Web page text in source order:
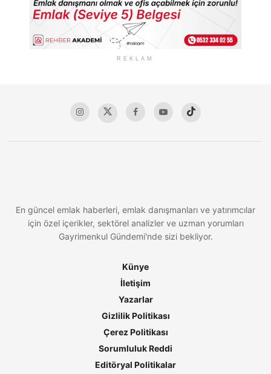
REKLAM
En güncel emlak haberleri, emlak danışmanları ve yatırımcılar
için özel içerikler, sektörel analizler ve uzman yorumları
Gayrimenkul Gündemi'nde sizi bekliyor.
Künye
İletişim
Yazarlar
Gizlilik Politikası
Çerez Politikası
Sorumluluk Reddi
Editöryal Politikalar